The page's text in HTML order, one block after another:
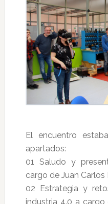
El encuentro
apartados:
01 Saludo y
cargo de Juan Carlos
02 Estrategia y
industria 4.0 a